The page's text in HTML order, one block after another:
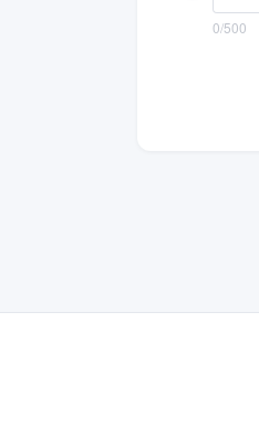
0/500